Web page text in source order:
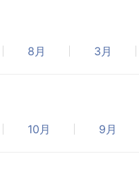
8月 3月
10月 9月